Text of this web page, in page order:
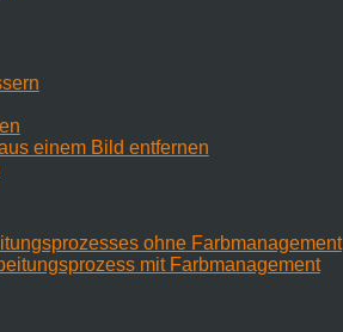
einem Bild entfernen
ohne Farbmanagement
mit Farbmanagement